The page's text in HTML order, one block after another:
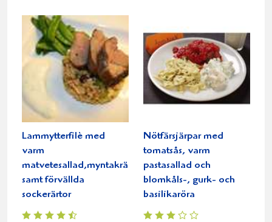
Lammytterfilè med
varm
matvetesallad,myntakräm
samt förvällda
sockerärtor
Nötfärsjärpar med
tomatsås, varm
pastasallad och
blomkåls-, gurk- och
basilikaröra